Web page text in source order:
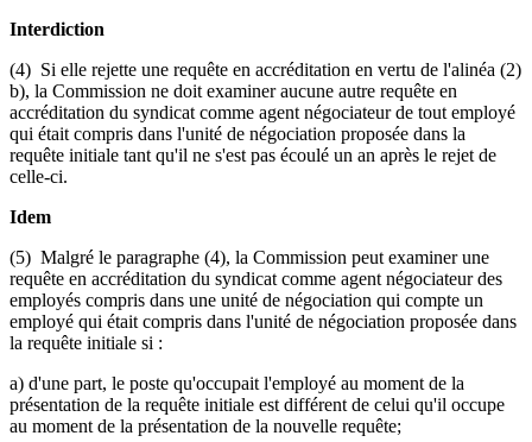
Interdiction
(4) Si elle rejette une requête en accréditation en vertu de l'alinéa (2)
b), la Commission ne doit examiner aucune autre requête en
accréditation du syndicat comme agent négociateur de tout employé
qui était compris dans l'unité de négociation proposée dans la
requête initiale tant qu'il ne s'est pas écoulé un an après le rejet de
celle-ci.
Idem
(5) Malgré le paragraphe (4), la Commission peut examiner une
requête en accréditation du syndicat comme agent négociateur des
employés compris dans une unité de négociation qui compte un
employé qui était compris dans l'unité de négociation proposée dans
la requête initiale si :
a) d'une part, le poste qu'occupait l'employé au moment de la
présentation de la requête initiale est différent de celui qu'il occupe
au moment de la présentation de la nouvelle requête;